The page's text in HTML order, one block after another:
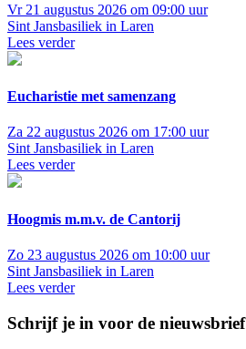
Vr 21 augustus 2026 om 09:00 uur
Sint Jansbasiliek in Laren
Lees verder
Eucharistie met samenzang
Za 22 augustus 2026 om 17:00 uur
Sint Jansbasiliek in Laren
Lees verder
Hoogmis m.m.v. de Cantorij
Zo 23 augustus 2026 om 10:00 uur
Sint Jansbasiliek in Laren
Lees verder
Schrijf je in voor de nieuwsbrief